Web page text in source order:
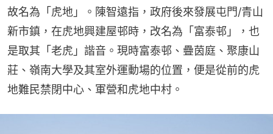
故名為「虎地」。陳智遠指，政府後來發展屯門/青山
新市鎮，在虎地興建屋邨時，改名為「富泰邨」，也
是取其「老虎」諧音。現時富泰邨、疊茵庭、聚康山
莊、嶺南大學及其室外運動場的位置，便是從前的虎
地難民禁閉中心、軍營和虎地中村。